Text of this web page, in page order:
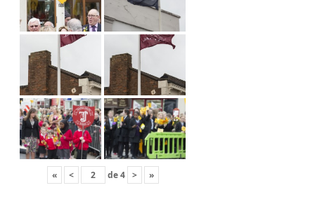
« < de4 > »